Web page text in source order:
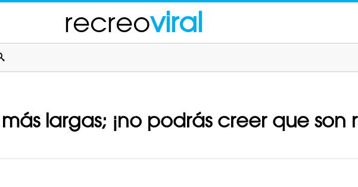
recreoviral
largas; ¡no podrás creer que son